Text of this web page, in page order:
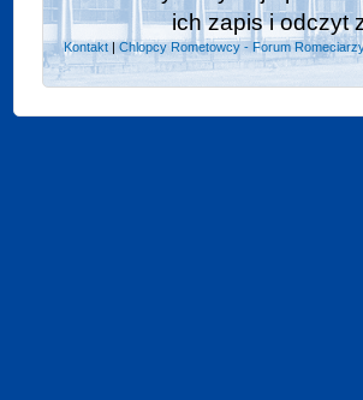
ich zapis i odczyt
Kontakt| Chlopcy Rometowcy - Forum